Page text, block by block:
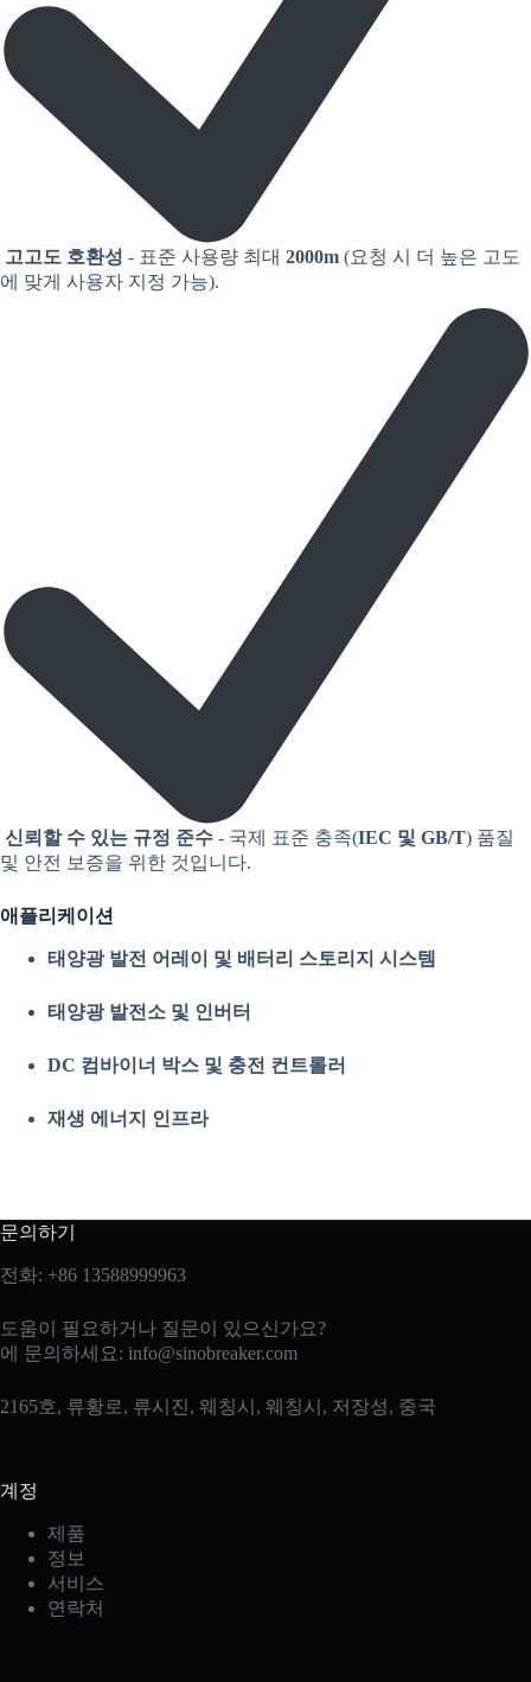
고고도 호환성 - 표준 사용량 최대 2000m (요청 시 더 높은 고도
에 맞게 사용자 지정 가능).
신뢰할 수 있는 규정 준수 - 국제 표준 충족(IEC 및 GB/T) 품질
및 안전 보증을 위한 것입니다.
애플리케이션
태양광 발전 어레이 및 배터리 스토리지 시스템
태양광 발전소 및 인버터
DC 컴바이너 박스 및 충전 컨트롤러
재생 에너지 인프라
문의하기
전화: +86 13588999963
도움이 필요하거나 질문이 있으신가요?
에 문의하세요: info@sinobreaker.com
2165호, 류황로, 류시진, 웨칭시, 웨칭시, 저장성, 중국
계정
제품
정보
서비스
연락처